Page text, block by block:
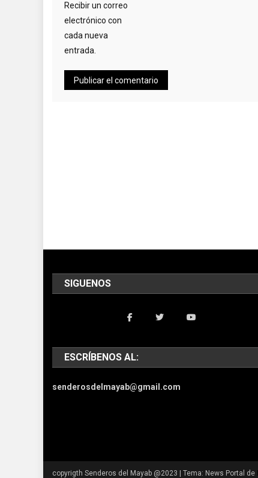
Recibir un correo
electrónico con
cada nueva
entrada.
SIGUENOS
ESCRÍBENOS AL:
senderosdelmayab@gmail.com
copyrigth Senderos del Mayab @2023 Tema: News Portal de